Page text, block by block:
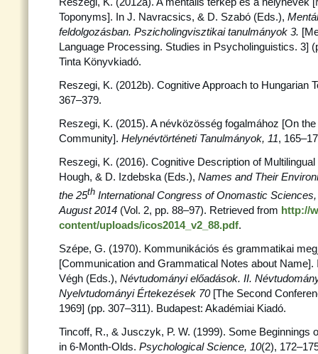
Toponyms]. In J. Navracsics, & D. Szabó (Eds.),
feldolgozásban. Pszicholingvisztikai tanulmányok 3.
Language Processing. Studies in Psycholinguistics. 3]
Tinta Könyvkiadó.
Reszegi, K. (2012b). Cognitive Approach to Hungarian
367–379.
Reszegi, K. (2015). A névközösség fogalmához [On
Community]. Helynévtörténeti Tanulmányok, 11,
Reszegi, K. (2016). Cognitive Description of
Hough, & D. Izdebska (Eds.), Names and Their
the 25th International Congress of Onomastic
August 2014 (Vol. 2, pp. 88–97). Retrieved from http://
content/uploads/icos2014_v2_88.pdf.
Szépe, G. (1970). Kommunikációs és grammatikai
[Communication and Grammatical Notes about
Végh (Eds.), Névtudományi előadások. II.
Nyelvtudományi Értekezések 70 [The Second
1969] (pp. 307–311). Budapest: Akadémiai Kiadó.
Tincoff, R., & Jusczyk, P. W. (1999). Some Beginnings
in 6-Month-Olds. Psychological Science, 10(2),